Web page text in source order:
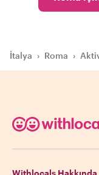
İtalya › Roma ›
Withlocals Hakkında